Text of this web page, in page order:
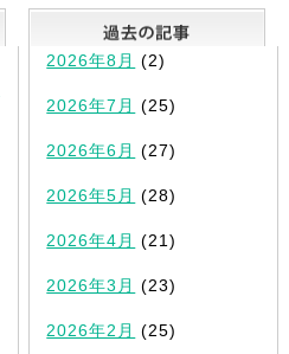
最新記事一覧
2026年8月 (2)
2026年7月 (25)
2026年6月 (27)
2026年5月 (28)
2026年4月 (21)
2026年3月 (23)
2026年2月 (25)